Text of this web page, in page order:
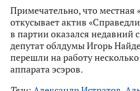
Примечательно, что местная
откусывает актив
в партии оказался недавний
депутат облдумы Игорь
перешли на работу
аппарата эсэров.